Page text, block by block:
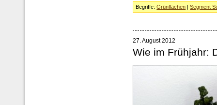
Begriffe:Grünflächen |Segment
27. August 2012
Wie im Frühjahr: